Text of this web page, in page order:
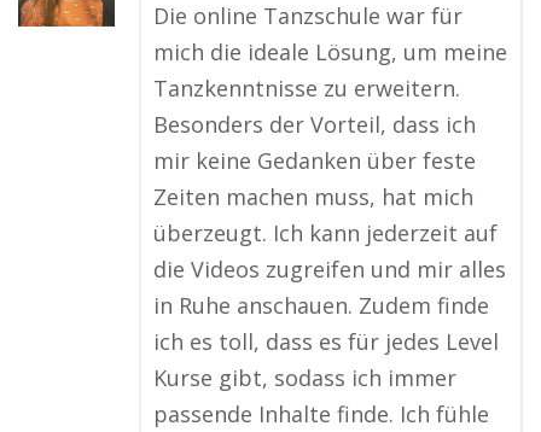
Die online Tanzschule war für
mich die ideale Lösung, um meine
Tanzkenntnisse zu erweitern.
Besonders der Vorteil, dass ich
mir keine Gedanken über feste
Zeiten machen muss, hat mich
überzeugt. Ich kann jederzeit auf
die Videos zugreifen und mir alles
in Ruhe anschauen. Zudem finde
ich es toll, dass es für jedes Level
Kurse gibt, sodass ich immer
passende Inhalte finde. Ich fühle